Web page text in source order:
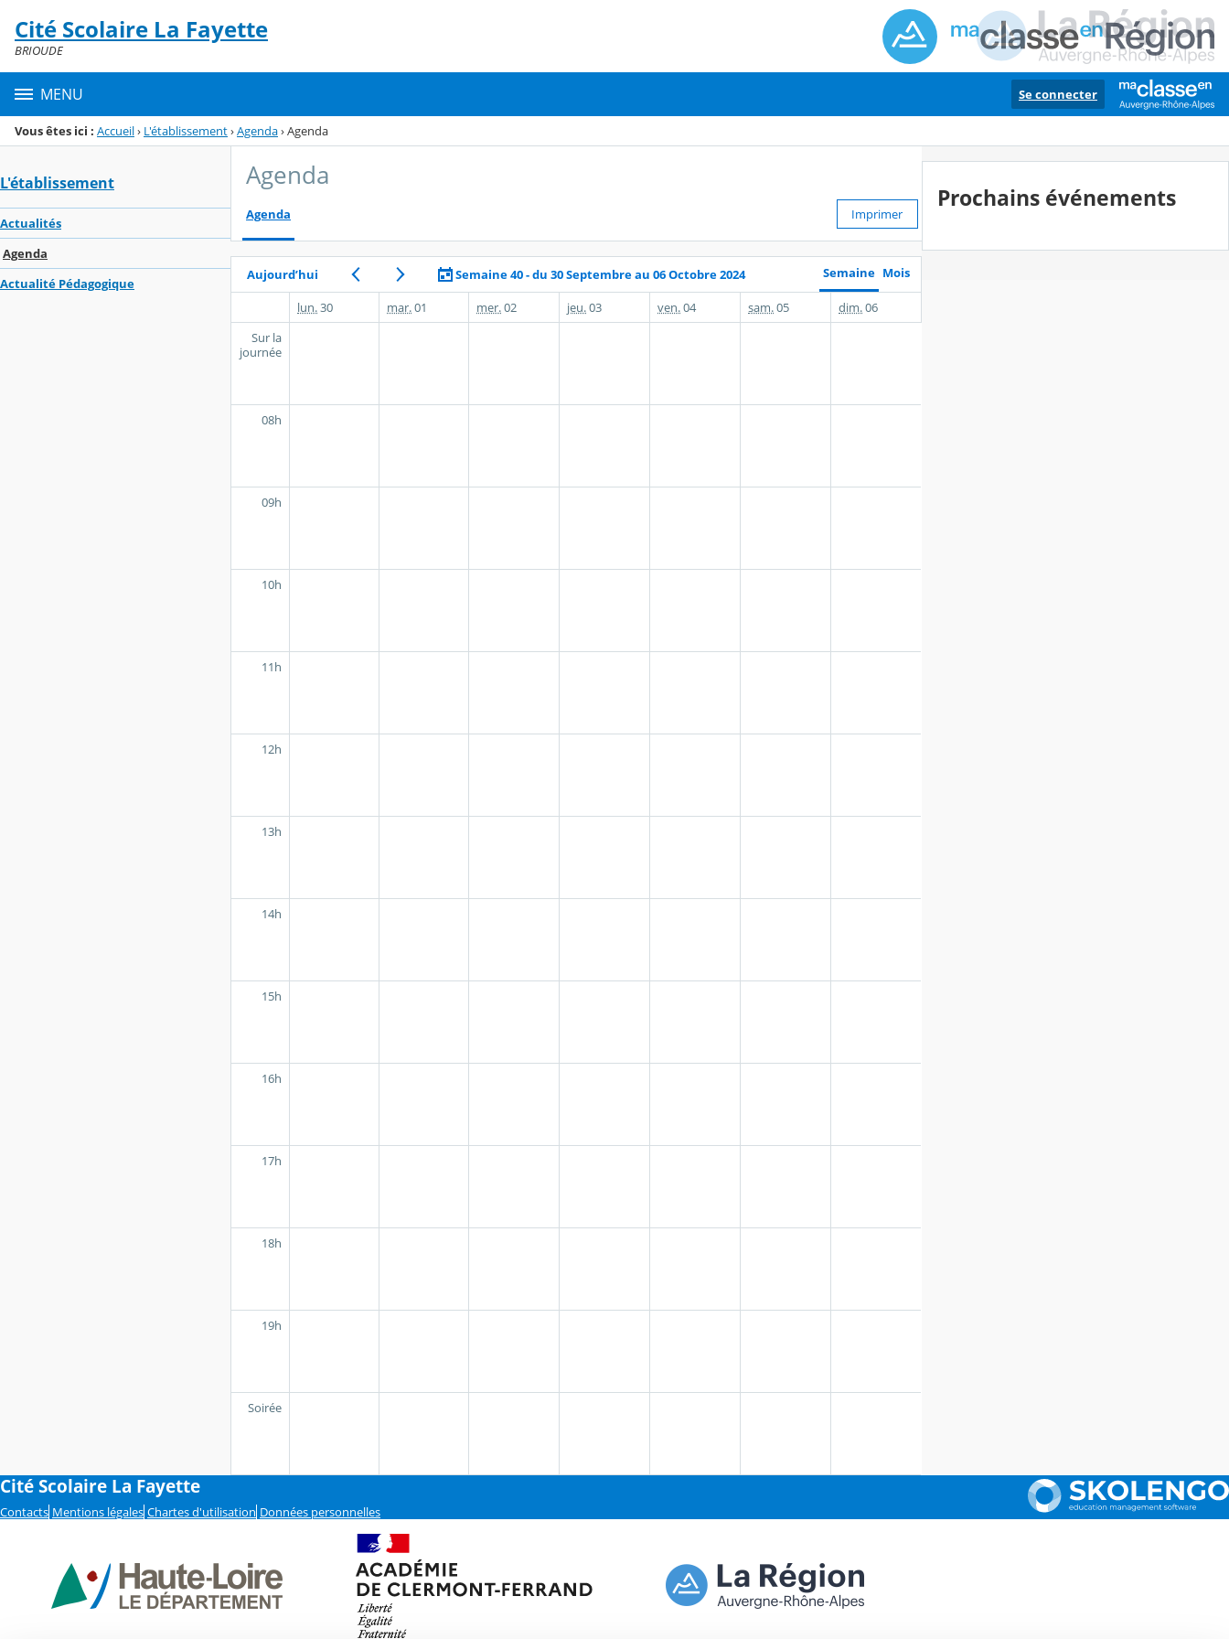
Menu de la rubrique
Contenu
Cité Scolaire La Fayette
BRIOUDE
MENU Se connecter
Vous êtes ici : Accueil› L'établissement›Agenda›Agenda
L'établissement
Actualités
Agenda
Actualité Pédagogique
Agenda
Agenda Imprimer
Aujourd’hui Semaine 40 - du 30 Septembre au 06 Octobre 2024 Semaine Mois
lun.30 mar.01 mer.02 jeu.03 ven.04 sam.05 dim.06
Sur la
journée
08h
09h
10h
11h
12h
13h
14h
15h
16h
17h
18h
19h
Soirée
Prochains événements
Cité Scolaire La Fayette
Contacts Mentions légales Chartes d'utilisation Données personnelles